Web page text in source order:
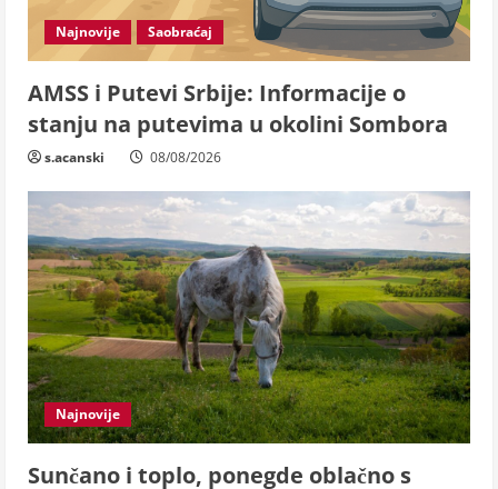
Najnovije Saobraćaj
AMSS i Putevi Srbije: Informacije o
stanju na putevima u okolini Sombora
s.acanski 08/08/2026
Najnovije
Sunčano i toplo, ponegde oblačno s